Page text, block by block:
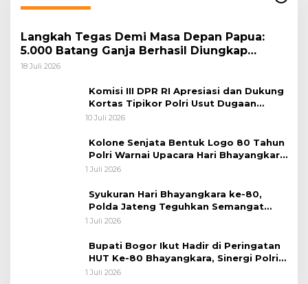
Langkah Tegas Demi Masa Depan Papua:
5.000 Batang Ganja Berhasil Diungkap
Koops TNI Habema
18 Juli 2026
Komisi III DPR RI Apresiasi dan Dukung
Kortas Tipikor Polri Usut Dugaan
Korupsi Batu Bara
10 Juli 2026
Kolone Senjata Bentuk Logo 80 Tahun
Polri Warnai Upacara Hari Bhayangkara
ke-80
1 Juli 2026
Syukuran Hari Bhayangkara ke-80,
Polda Jateng Teguhkan Semangat
Pengabdian dan Pererat Kebersamaan
1 Juli 2026
Bupati Bogor Ikut Hadir di Peringatan
HUT Ke-80 Bhayangkara, Sinergi Polri
dan Pemkab Bogor Jadi Kunci Menjaga
1 Juli 2026